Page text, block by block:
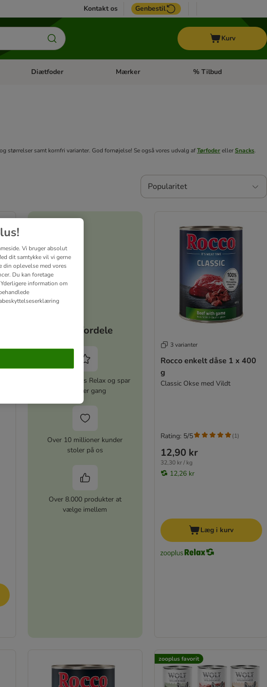
Kontakt os Genbestil
Kurv
FuglÅben kategori menu: Hest
Diætfoder Åben kategori menu: Diætfoder
Mærker Åben kategori menu:
% Tilbud
samt kornfri varianter. God fornøjelse! Se også vores udvalg afTørfoderellerSnacks.
Popularitet
Dine fordele
Aktiver zooplus Relax og spar
5% hver gang
Over 10 millioner kunder
stoler på os
Over 8.000 produkter at
vælge imellem
3 varianter
Rocco enkelt dåse 1 x 400
g
Classic Okse med Vildt
12,90 kr
32,30 kr / kg
12,26 kr
Rating: 5/5 (1)
Læg i kurv
zooplus favorit
Vi bruger absolut
dit samtykke vil vi gerne
oplevelse med vores
Du kan foretage
information om